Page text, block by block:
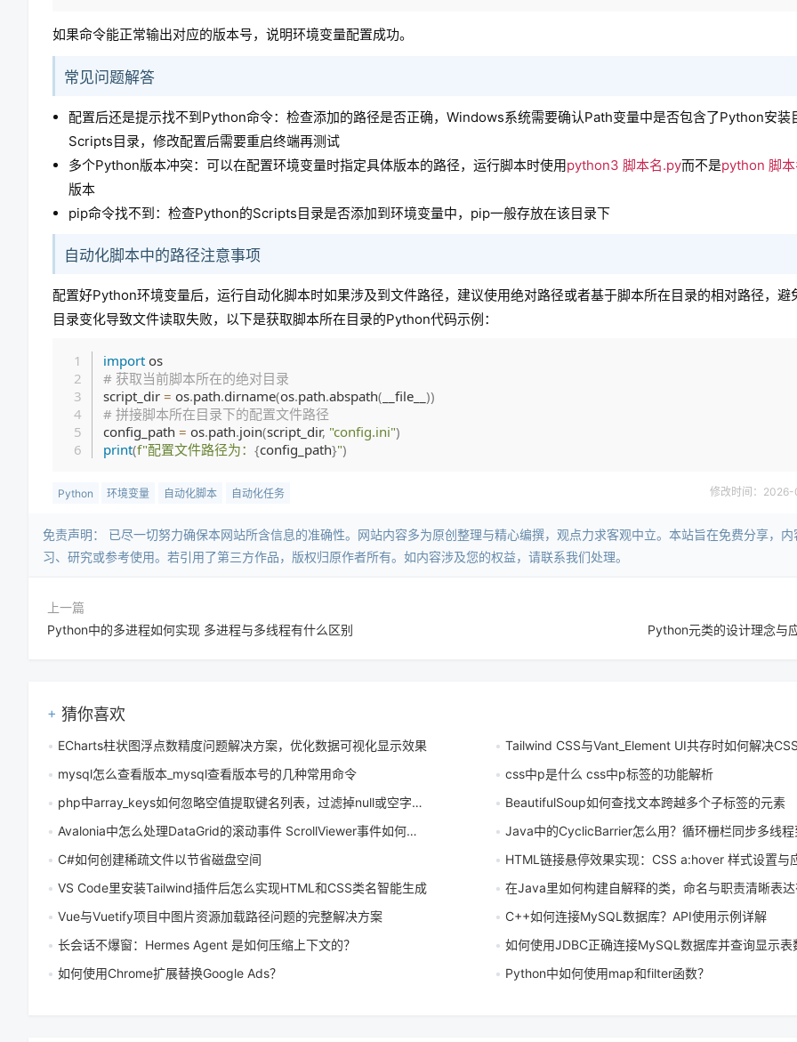
如果命令能正常输出对应的版本号，说明环境变量配置成功。
常见问题解答
配置后还是提示找不到Python命令：检查添加的路径是否正确，Windows系统需要确认Path变量中是否包含了Python安装
Scripts目录，修改配置后需要重启终端再测试
多个Python版本冲突：可以在配置环境变量时指定具体版本的路径，运行脚本时使用python3 脚本名.py而不是python 脚
版本
pip命令找不到：检查Python的Scripts目录是否添加到环境变量中，pip一般存放在该目录下
自动化脚本中的路径注意事项
配置好Python环境变量后，运行自动化脚本时如果涉及到文件路径，建议使用绝对路径或者基于脚本所在目录的相对路径，避
目录变化导致文件读取失败，以下是获取脚本所在目录的Python代码示例：
import
os
# 获取当前脚本所在的绝对目录
script_dir = os.path.dirname(os.path.abspath( __file__ ))
# 拼接脚本所在目录下的配置文件路径
config_path = os.path.join(script_dir, "config.ini")
print(f"配置文件路径为： {config_path}")
Python 环境变量 自动化脚本 自动化任务 修改时间：
免责声明：​ 已尽一切努力确保本网站所含信息的准确性。网站内容多为原创整理与精心编撰，观点力求客观中立。本站旨在免费分享，
习、研究或参考使用。若引用了第三方作品，版权归原作者所有。如内容涉及您的权益，请联系我们处理。
上一篇
Python中的多进程如何实现 多进程与多线程有什么区别
Python元类的设计理念与
猜你喜欢
ECharts柱状图浮点数精度问题解决方案，优化数据可视化显示效果
Tailwind CSS与Vant_Element UI共存时如何解决CSS冲突和
mysql怎么查看版本_mysql查看版本号的几种常用命令
css中p是什么 css中p标签的功能解析
php中array_keys如何忽略空值提取键名列表，过滤掉null或空字符串的方法有哪些
BeautifulSoup如何查找文本跨越多个子标签的元素
Avalonia中怎么处理DataGrid的滚动事件 ScrollViewer事件如何实现
Java中的CyclicBarrier怎么用？循环栅栏同步多线程到达屏障点的
C#如何创建稀疏文件以节省磁盘空间
HTML链接悬停效果实现：CSS a:hover 样式设置与
VS Code里安装Tailwind插件后怎么实现HTML和CSS类名智能生成
在Java里如何构建自解释的类，命名与职责清晰表达有
Vue与Vuetify项目中图片资源加载路径问题的完整解决方案
C++如何连接MySQL数据库？API使用示例详解
长会话不爆窗：Hermes Agent 是如何压缩上下文的？
如何使用JDBC正确连接MySQL数据库并查询显示表
如何使用Chrome扩展替换Google Ads？
Python中如何使用map和filter函数？